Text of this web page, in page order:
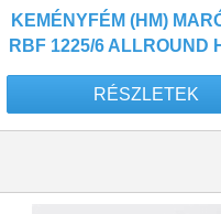
KEMÉNYFÉM (HM)
RBF 1225/6 ALLROUND
RÉSZLETEK